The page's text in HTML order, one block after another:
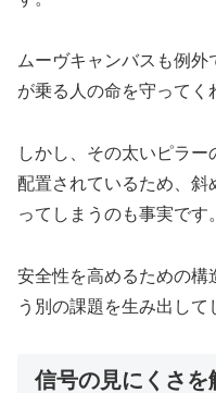
ムーヴキャンバスも例
が乗る人の命を守ってく
しかし、その太いピラ
配置されているため、斜
ってしまうのも事実です。
安全性を高めるための構
う別の課題を生み出して
信号の見にくさ